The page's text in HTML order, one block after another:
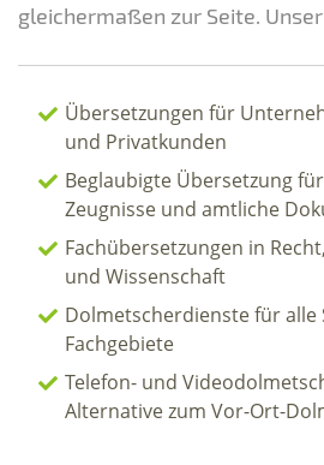
gleichermaßen zur Seite.
Übersetzungen für
und Privatkunden
Beglaubigte Übersetzung
Zeugnisse und amtliche
Fachübersetzungen in
und Wissenschaft
Dolmetscherdienste für alle
Fachgebiete
Telefon- und
Alternative zum Vor-Ort-